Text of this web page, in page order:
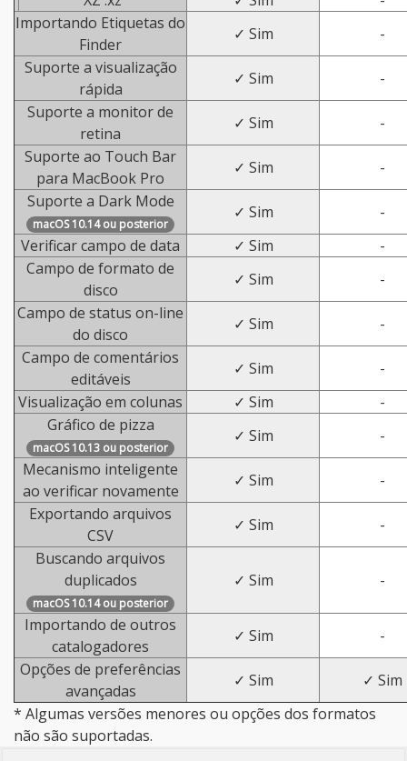
Importando Etiquetas do
Finder
✓ Sim
-
Suporte a visualização
rápida
✓ Sim
-
Suporte a monitor de
retina
✓ Sim
-
Suporte ao Touch Bar
para MacBook Pro
✓ Sim
-
Suporte a Dark Mode
macOS 10.14 ou posterior
✓ Sim
-
Verificar campo de data
✓ Sim
-
Campo de formato de
disco
✓ Sim
-
Campo de status on-line
do disco
✓ Sim
-
Campo de comentários
editáveis
✓ Sim
-
Visualização em colunas
✓ Sim
-
Gráfico de pizza
macOS 10.13 ou posterior
✓ Sim
-
Mecanismo inteligente
ao verificar novamente
✓ Sim
-
Exportando arquivos
CSV
✓ Sim
-
Buscando arquivos
duplicados
macOS 10.14 ou posterior
✓ Sim -
Importando de outros
catalogadores
✓ Sim
-
Opções de preferências
avançadas
✓ Sim
✓ Sim
* Algumas versões menores ou opções dos formatos
não são suportadas.